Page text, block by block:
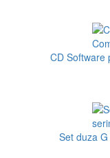
CD Software
Set duza